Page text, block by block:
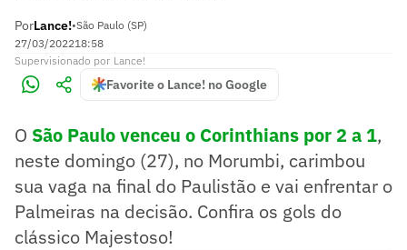
PorLance!•São Paulo (SP)
27/03/202218:58
Supervisionado por Lance!
Favorite o Lance! no Google
O São Paulo venceu o Corinthians por 2 a 1,
neste domingo (27), no Morumbi, carimbou
sua vaga na final do Paulistão e vai enfrentar o
Palmeiras na decisão. Confira os gols do
clássico Majestoso!